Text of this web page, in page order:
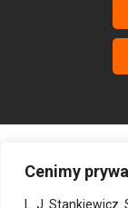
Cenimy
L. J. Stankiewicz.